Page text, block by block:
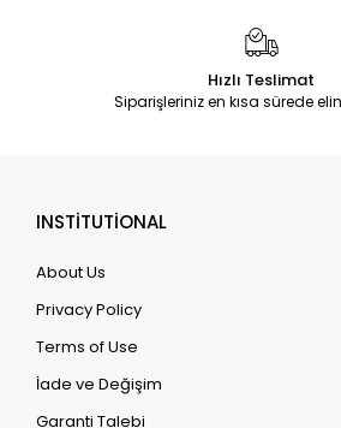
Hızlı Teslimat
Siparişleriniz en kısa sürede
INSTİTUTİONAL
About Us
Privacy Policy
Terms of Use
İade ve Değişim
Garanti Talebi